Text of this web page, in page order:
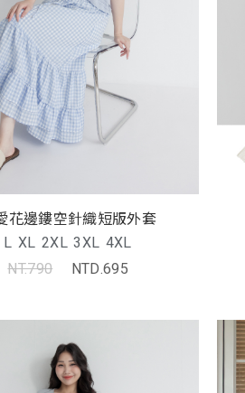
花邊鏤空針織短版外套
L XL 2XL 3XL 4XL
NT.790
NTD.695